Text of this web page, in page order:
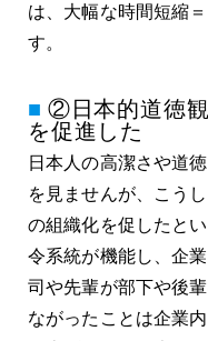
は、大幅な時間短縮
す。
②日本的道徳
を促進した
日本人の高潔さや道
を見ませんが、こう
の組織化を促したと
令系統が機能し、企
司や先輩が部下や後
ながったことは企業